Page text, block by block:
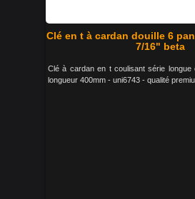
Clé en t à cardan douille 6
7/16" beta
Clé à cardan en t coulisant série
longueur 400mm - uni6743 - qualité